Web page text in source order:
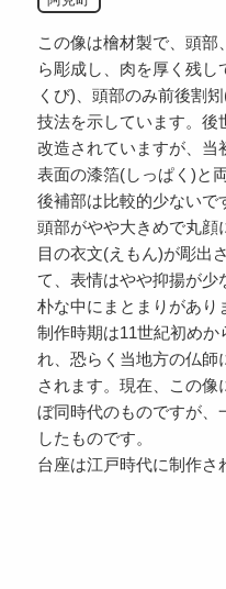
この像は檜材製で、頭
ら彫成し、肉を厚く残し
くび)、頭部のみ前後割
技法を示しています。後
改造されていますが、当
表面の漆箔(しっぱく)と
後補部は比較的少ないで
頭部がやや大きめで丸顔
目の衣文(えもん)が彫出
て、表情はやや抑揚が少
朴な中にまとまりがあり
制作時期は11世紀初めか
れ、恐らく当地方の仏師
されます。現在、この
ぼ同時代のものですが、
したものです。
台座は江戸時代に制作さ